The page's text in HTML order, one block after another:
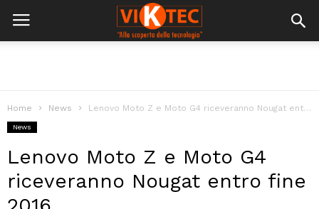
Home News Lenovo Moto Z e Moto G4 riceveranno Nougat entro fine 2016
News
Lenovo Moto Z e Moto G4
riceveranno Nougat entro fine